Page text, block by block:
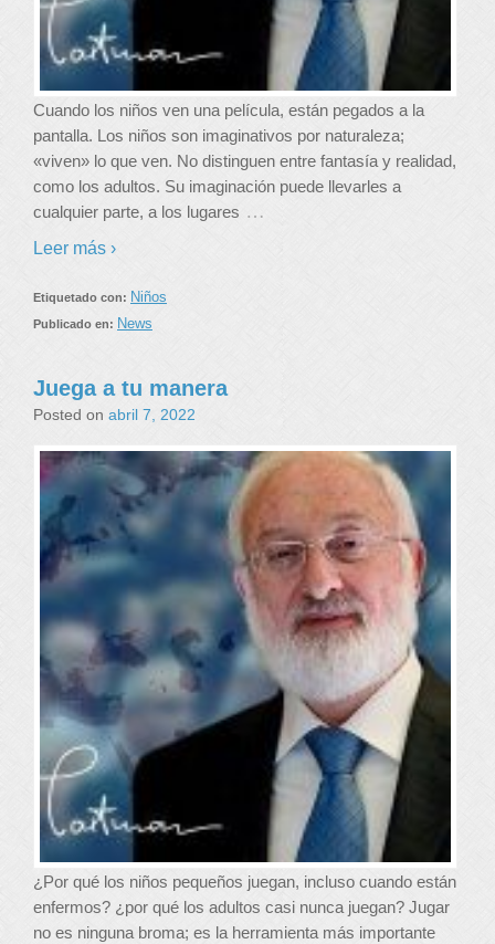
Cuando los niños ven una película, están pegados a la
pantalla. Los niños son imaginativos por naturaleza;
«viven» lo que ven. No distinguen entre fantasía y realidad,
como los adultos. Su imaginación puede llevarles a
cualquier parte, a los lugares …
Leer más ›
Etiquetado con: Niños
Publicado en: News
Juega a tu manera
Posted on abril 7, 2022
¿Por qué los niños pequeños juegan, incluso cuando están
enfermos? ¿por qué los adultos casi nunca juegan? Jugar
no es ninguna broma; es la herramienta más importante